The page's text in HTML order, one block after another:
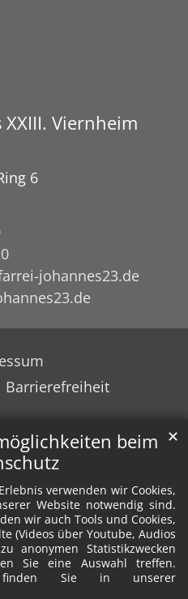
beim
verwenden wir Cookies,
Website notwendig sind.
wir auch Tools und Cookies,
(Videos über Youtube, Audios
anonymen Statistikzwecken
Sie eine Auswahl treffen.
finden Sie in unserer
✕
Viernheim
6
johannes23.de
Barrierefreiheit